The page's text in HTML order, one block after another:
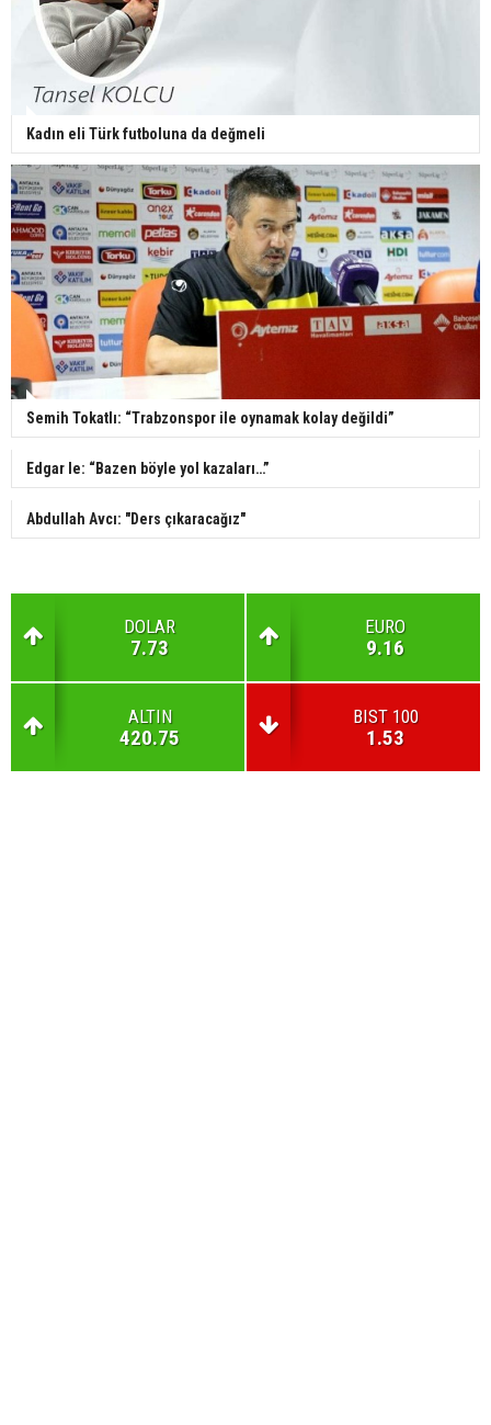
Kadın eli Türk futboluna da değmeli
Semih Tokatlı: “Trabzonspor ile oynamak kolay değildi”
Edgar Ie: “Bazen böyle yol kazaları…”
Abdullah Avcı: "Ders çıkaracağız"
DOLAR
7.73
EURO
9.16
ALTIN
420.75
BIST 100
1.53